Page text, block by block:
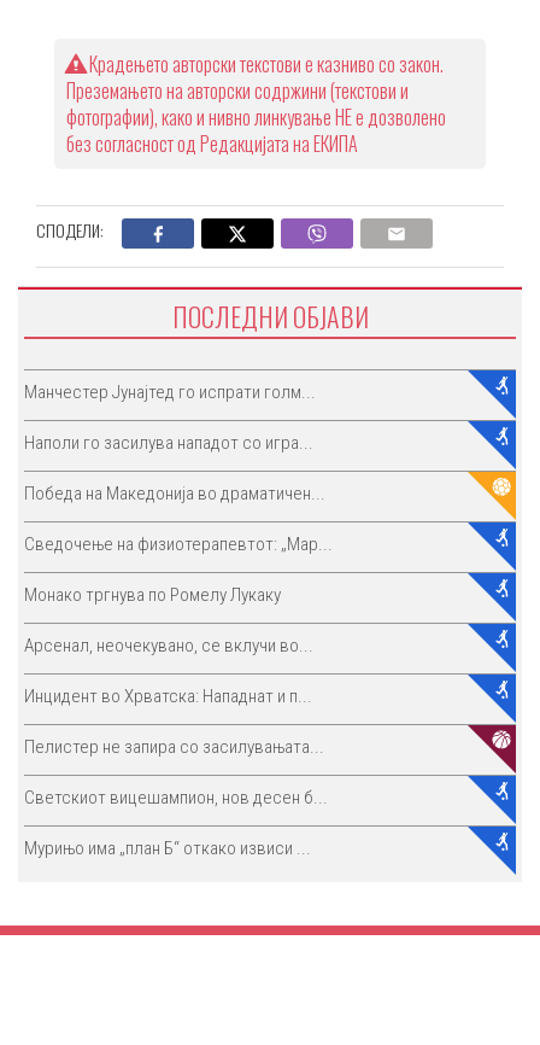
Крадењето авторски текстови е казниво со закон.
Преземањето на авторски содржини (текстови и
фотографии), како и нивно линкување НЕ е дозволено
без согласност од Редакцијата на ЕКИПА
СПОДЕЛИ:
ПОСЛЕДНИ ОБЈАВИ
Манчестер Јунајтед го испрати голм...
Наполи го засилува нападот со игра...
Победа на Македонија во драматичен...
Сведочење на физиотерапевтот: „Мар...
Монако тргнува по Ромелу Лукаку
Арсенал, неочекувано, се вклучи во...
Инцидент во Хрватска: Нападнат и п...
Пелистер не запира со засилувањата...
Светскиот вицешампион, нов десен б...
Мурињо има „план Б“ откако извиси ...